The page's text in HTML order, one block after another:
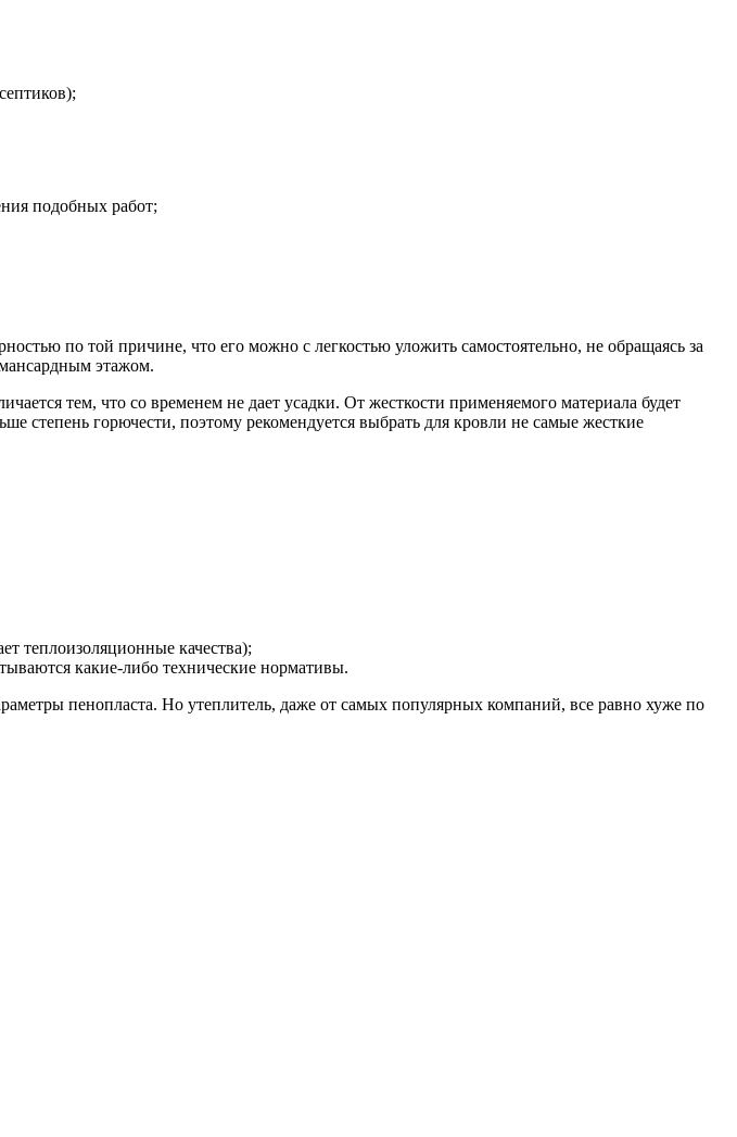
подобных работ;
по той причине, что его можно с легкостью уложить самостоятельно, не обращаясь за
этажом.
тем, что со временем не дает усадки. От жесткости применяемого материала будет
степень горючести, поэтому рекомендуется выбрать для кровли не самые жесткие
теплоизоляционные качества);
какие-либо технические нормативы.
пенопласта. Но утеплитель, даже от самых популярных компаний, все равно хуже по